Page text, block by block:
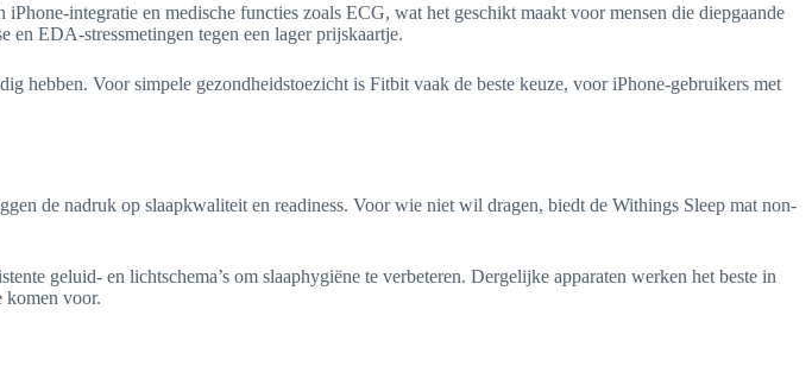
integratie en medische functies zoals ECG, wat het geschikt maakt voor mensen die diepgaande
en EDA-stressmetingen tegen een lager prijskaartje.
hebben. Voor simpele gezondheidstoezicht is Fitbit vaak de beste keuze, voor iPhone-gebruikers met
de nadruk op slaapkwaliteit en readiness. Voor wie niet wil dragen, biedt de Withings Sleep mat non-
geluid- en lichtschema’s om slaaphygiëne te verbeteren. Dergelijke apparaten werken het beste in
komen voor.